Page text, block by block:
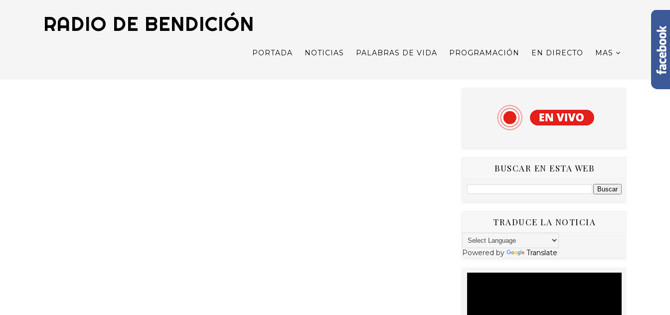
RADIO DE BENDICIÓN
PORTADA NOTICIAS PALABRAS DE VIDA PROGRAMACIÓN EN DIRECTO MAS
BUSCAR EN ESTA WEB
TRADUCE LA NOTICIA
Powered by Translate